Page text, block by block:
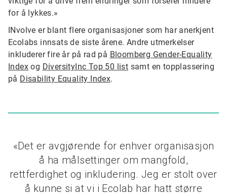
for å lykkes.»
INvolve er blant flere organisasjoner som har anerkjent
Ecolabs innsats de siste årene. Andre utmerkelser
inkluderer fire år på rad på Bloomberg Gender-Equality
Index og DiversityInc Top 50 list samt en topplassering
på Disability Equality Index.
«Det er avgjørende for enhver organisasjon
å ha målsettinger om mangfold,
rettferdighet og inkludering. Jeg er stolt over
å kunne si at vi i Ecolab har hatt større